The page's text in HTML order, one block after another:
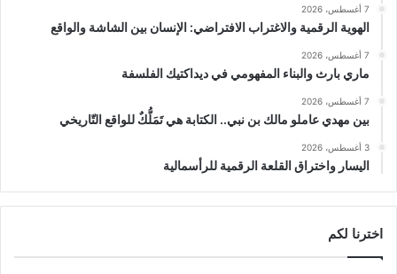
7 أغسطس، 2026
الهوية الرقمية والاغتراب الافتراضي: الإنسان بين الشاشة والواقع
7 أغسطس، 2026
ماري بارث والبناء المفهومي في ديداكتيك الفلسفة
7 أغسطس، 2026
بين مهدي عاملو مالك بن نبي.. الكتابة هي تَمَلُّكٌ للواقع التّاريخي
3 أغسطس، 2026
اليسار واختراق القلعة الرقمية للرأسمالية
اخترنا لكم